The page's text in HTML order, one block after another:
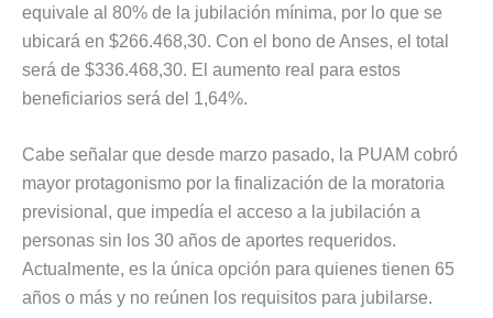
equivale al 80% de la jubilación mínima, por lo que se
ubicará en $266.468,30. Con el bono de Anses, el total
será de $336.468,30. El aumento real para estos
beneficiarios será del 1,64%.
Cabe señalar que desde marzo pasado, la PUAM cobró
mayor protagonismo por la finalización de la moratoria
previsional, que impedía el acceso a la jubilación a
personas sin los 30 años de aportes requeridos.
Actualmente, es la única opción para quienes tienen 65
años o más y no reúnen los requisitos para jubilarse.